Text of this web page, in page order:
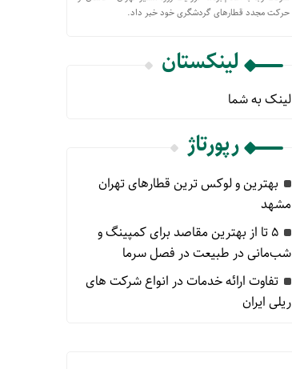
حركت مجدد قطارهای گردشگری خود خبر داد.
لینکستان
لینک به شما
رپورتاژ
بهترین و لوکس ترین قطارهای تهران
مشهد
۵ تا از بهترین مقاصد برای کمپینگ و
شب‌مانی در طبیعت در فصل سرما
تفاوت ارائه خدمات در انواع شرکت های
ریلی ایران